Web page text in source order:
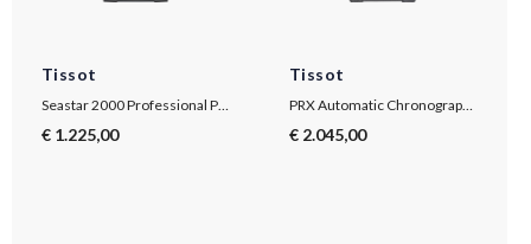
Tissot
€ 1.225,00
Tissot
€ 2.045,00